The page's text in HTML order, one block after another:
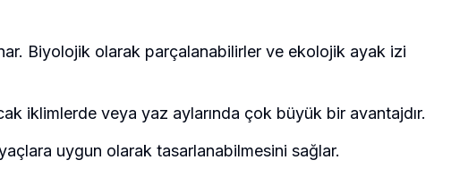
Biyolojik olarak parçalanabilirler ve ekolojik ayak izi
iklimlerde veya yaz aylarında çok büyük bir avantajdır.
uygun olarak tasarlanabilmesini sağlar.